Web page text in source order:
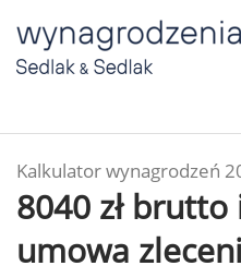
Kalkulator wynagrodzeń
8040 zł
umowa